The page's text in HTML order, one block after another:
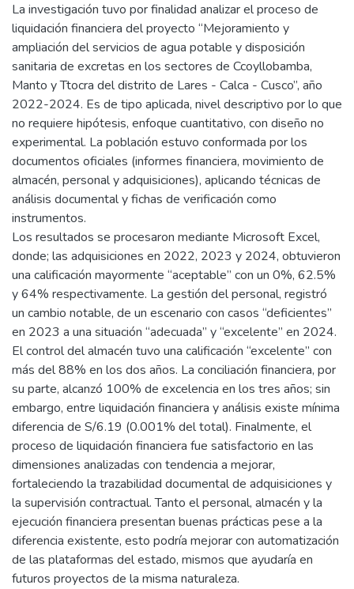
La investigación tuvo por finalidad analizar el proceso de
liquidación financiera del proyecto “Mejoramiento y
ampliación del servicios de agua potable y disposición
sanitaria de excretas en los sectores de Ccoyllobamba,
Manto y Ttocra del distrito de Lares - Calca - Cusco”, año
2022-2024. Es de tipo aplicada, nivel descriptivo por lo que
no requiere hipótesis, enfoque cuantitativo, con diseño no
experimental. La población estuvo conformada por los
documentos oficiales (informes financiera, movimiento de
almacén, personal y adquisiciones), aplicando técnicas de
análisis documental y fichas de verificación como
instrumentos.
Los resultados se procesaron mediante Microsoft Excel,
donde; las adquisiciones en 2022, 2023 y 2024, obtuvieron
una calificación mayormente “aceptable” con un 0%, 62.5%
y 64% respectivamente. La gestión del personal, registró
un cambio notable, de un escenario con casos “deficientes”
en 2023 a una situación “adecuada” y “excelente” en 2024.
El control del almacén tuvo una calificación “excelente” con
más del 88% en los dos años. La conciliación financiera, por
su parte, alcanzó 100% de excelencia en los tres años; sin
embargo, entre liquidación financiera y análisis existe mínima
diferencia de S/6.19 (0.001% del total). Finalmente, el
proceso de liquidación financiera fue satisfactorio en las
dimensiones analizadas con tendencia a mejorar,
fortaleciendo la trazabilidad documental de adquisiciones y
la supervisión contractual. Tanto el personal, almacén y la
ejecución financiera presentan buenas prácticas pese a la
diferencia existente, esto podría mejorar con automatización
de las plataformas del estado, mismos que ayudaría en
futuros proyectos de la misma naturaleza.